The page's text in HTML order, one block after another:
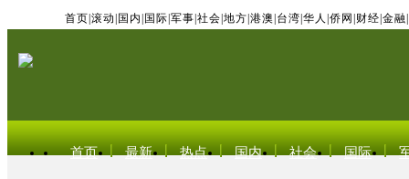
首页 滚动 国内 国际 军事 社会 地方 港澳 台湾 华人 侨网 财经 金融
首页 最新 热点 国内 社会 国际